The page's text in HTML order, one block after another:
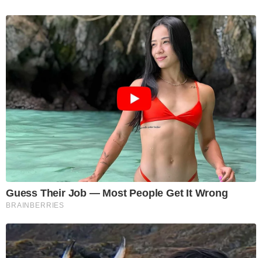
Guess Their Job — Most People Get It Wrong
BRAINBERRIES